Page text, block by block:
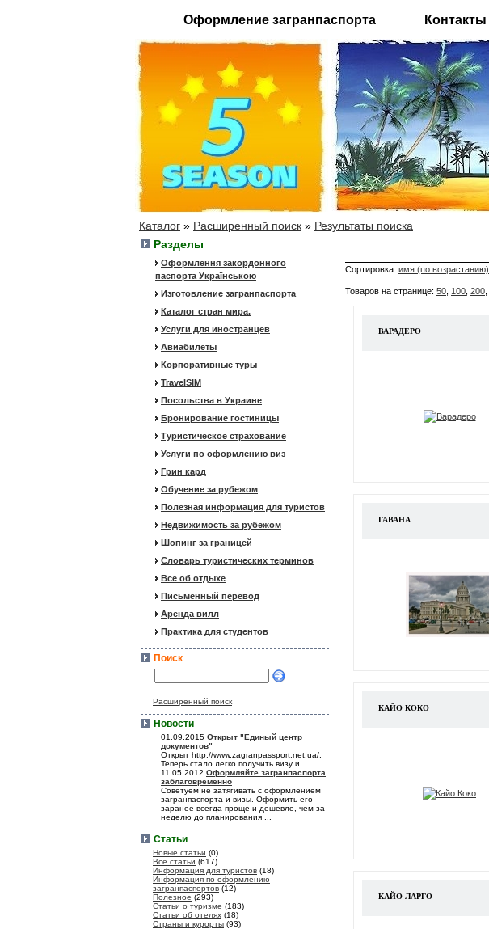
Оформление загранпаспорта Контакты
Каталог » Расширенный поиск » Результаты поиска
Разделы
Оформлення закордонного
паспорта Українською
Изготовление загранпаспорта
Каталог стран мира.
Услуги для иностранцев
Авиабилеты
Корпоративные туры
TravelSIM
Посольства в Украине
Бронирование гостиницы
Туристическое страхование
Услуги по оформлению виз
Грин кард
Обучение за рубежом
Полезная информация для туристов
Недвижимость за рубежом
Шопинг за границей
Словарь туристических терминов
Все об отдыхе
Письменный перевод
Аренда вилл
Практика для студентов
Поиск
Расширенный поиск
Новости
01.09.2015 Открыт "Единый центр
документов"
Открыт http://www.zagranpassport.net.ua/,
Теперь стало легко получить визу и ...
11.05.2012 Оформляйте загранпаспорта
заблаговременно
Советуем не затягивать с оформлением
загранпаспорта и визы. Оформить его
заранее всегда проще и дешевле, чем за
неделю до планирования ...
Статьи
Новые статьи (0)
Все статьи (617)
Информация для туристов (18)
Информация по оформлению
загранпаспортов (12)
Полезное (293)
Статьи о туризме (183)
Статьи об отелях (18)
Страны и курорты (93)
Сортировка: имя (по возрастанию)
Товаров на странице: 50 100 200
ВАРАДЕРО
ГАВАНА
КАЙО КОКО
КАЙО ЛАРГО